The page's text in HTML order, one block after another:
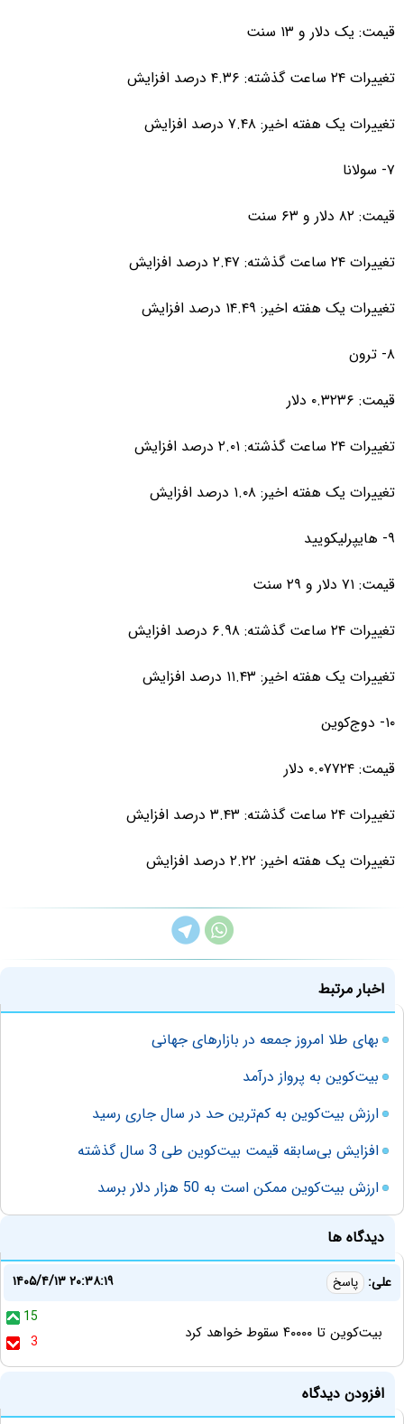
قیمت: یک دلار و ۱۳ سنت
تغییرات ۲۴ ساعت گذشته: ۴.۳۶ درصد افزایش
تغییرات یک هفته اخیر: ۷.۴۸ درصد افزایش
۷- سولانا
قیمت: ۸۲ دلار و ۶۳ سنت
تغییرات ۲۴ ساعت گذشته: ۲.۴۷ درصد افزایش
تغییرات یک هفته اخیر: ۱۴.۴۹ درصد افزایش
۸- ترون
قیمت: ۰.۳۲۳۶ دلار
تغییرات ۲۴ ساعت گذشته: ۲.۰۱ درصد افزایش
تغییرات یک هفته اخیر: ۱.۰۸ درصد افزایش
۹- هایپرلیکویید
قیمت: ۷۱ دلار و ۲۹ سنت
تغییرات ۲۴ ساعت گذشته: ۶.۹۸ درصد افزایش
تغییرات یک هفته اخیر: ۱۱.۴۳ درصد افزایش
۱۰- دوج‌کوین
قیمت: ۰.۰۷۷۲۴ دلار
تغییرات ۲۴ ساعت گذشته: ۳.۴۳ درصد افزایش
تغییرات یک هفته اخیر: ۲.۲۲ درصد افزایش
اخبار مرتبط
بهای طلا امروز جمعه در بازارهای جهانی
بیت‌کوین به پرواز درآمد
ارزش بیت‌کوین به کم‌ترین حد در سال جاری رسید
افزایش بی‌سابقه قیمت بیت‌کوین طی 3 سال گذشته
ارزش بیت‌کوین ممکن است به 50 هزار دلار برسد
دیدگاه ها
علی: پاسخ
۱۴۰۵/۴/۱۳ ۲۰:۳۸:۱۹
15
3
بیت‌کوین تا ۴۰۰۰۰ سقوط خواهد کرد‌
افزودن دیدگاه